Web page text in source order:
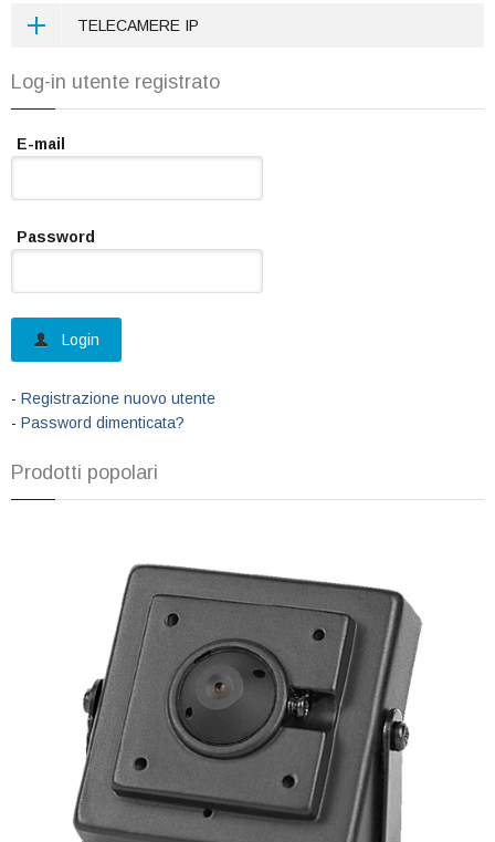
NVR 16CH 200MBPS HDMI
TELECAMERE IP
OBIETTIVO FISSO 3.6MM IP
TELECAMERA WIFI
Log-in utente registrato
E-mail
Password
Login
- Registrazione nuovo utente
- Password dimenticata?
Prodotti popolari